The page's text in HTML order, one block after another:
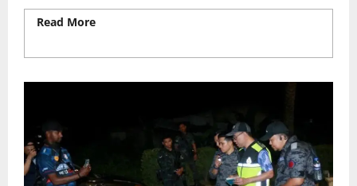
Read More